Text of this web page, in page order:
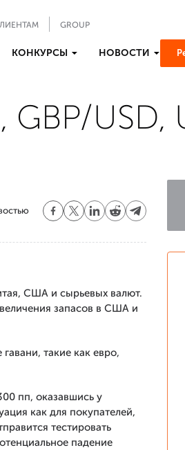
GROUP
КОНКУРСЫ НОВОСТИ
GBP/USD,
США и сырьевых валют.
запасов в США и
такие как евро,
пп, оказавшись у
как для покупателей,
тестировать
падение